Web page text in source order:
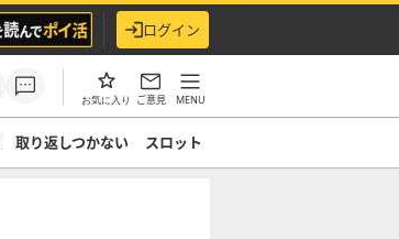
ログイン
お気に入り ご意見 MENU
取り返しつかない スロット